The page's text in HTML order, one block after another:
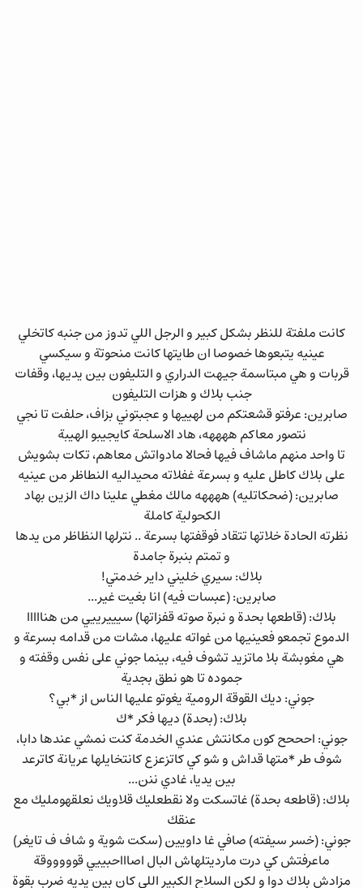
كانت ملفتة للنظر بشكل كبير و الرجل اللي تدوز من جنبه كاتخلي
عينيه يتبعوها خصوصا ان طايتها كانت منحوتة و سيكسي
قربات و هي مبتاسمة جيهت الدراري و التليفون بين يديها، وقفات
جنب بلاك و هزات التليفون
صابرين: عرفتو قشعتكم من لهييها و عجبتوني بزاف، حلفت تا نجي
نتصور معاكم ههههه، هاد الاسلحة كايجيبو الهيبة
تا واحد منهم ماشاف فيها فحالا مادواتش معاهم، تكات بشويش
على بلاك كاطل عليه و بسرعة غفلاته محيداليه النطاظر من عينيه
صابرين: (ضحكاتليه) ههههه مالك مغطي علينا داك الزين بهاد
الكحولية كاملة
نظرته الحادة خلاتها تتقاد فوقفتها بسرعة .. نترلها النظاظر من يدها
و تمتم بنبرة جامدة
بلاك: سيري خليني داير خدمتي!
صابرين: (عبسات فيه) انا بغيت غير...
بلاك: (قاطعها بحدة و نبرة صوته قفزاتها) سيييرييي من هنااااا
الدموع تجمعو فعينيها من غواته عليها، مشات من قدامه بسرعة و
هي مغوبشة بلا ماتزيد تشوف فيه، بينما جوني على نفس وقفته و
جموده تا هو نطق بجدية
جوني: ديك القوقة الرومية يغوتو عليها الناس از *بي؟
بلاك: (بحدة) ديها فكر *ك
جوني: احححح كون مكانتش عندي الخدمة كنت نمشي عندها دابا،
شوف طر *متها قداش و شو كي كاتزعزع كانتخايلها عريانة كاترعد
بين يديا، غادي ننن...
بلاك: (قاطعه بحدة) غاتسكت ولا نقطعليك قلاويك نعلقهومليك مع
عنقك
جوني: (خسر سيفته) صافي غا داويين (سكت شوية و شاف ف تايغر)
ماعرفتش كي درت مارديتلهاش البال اصاااحبييي قوووووقة
مزادش بلاك دوا و لكن السلاح الكبير اللي كان بين يديه ضرب بقوة